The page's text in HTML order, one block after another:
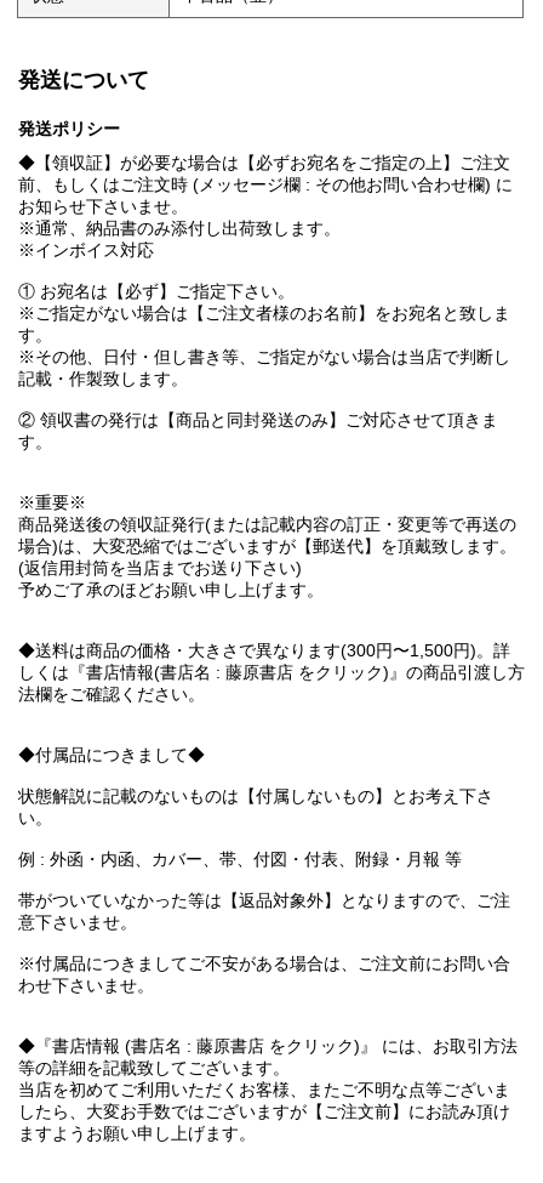
発送について
発送ポリシー
◆【領収証】が必要な場合は【必ずお宛名をご指定の上】ご注文
前、もしくはご注文時 (メッセージ欄 : その他お問い合わせ欄) に
お知らせ下さいませ。
※通常、納品書のみ添付し出荷致します。
※インボイス対応
① お宛名は【必ず】ご指定下さい。
※ご指定がない場合は【ご注文者様のお名前】をお宛名と致しま
す。
※その他、日付・但し書き等、ご指定がない場合は当店で判断し
記載・作製致します。
② 領収書の発行は【商品と同封発送のみ】ご対応させて頂きま
す。
※重要※
商品発送後の領収証発行(または記載内容の訂正・変更等で再送の
場合)は、大変恐縮ではございますが【郵送代】を頂戴致します。
(返信用封筒を当店までお送り下さい)
予めご了承のほどお願い申し上げます。
◆送料は商品の価格・大きさで異なります(300円〜1,500円)。詳
しくは『書店情報(書店名 : 藤原書店 をクリック)』の商品引渡し方
法欄をご確認ください。
◆付属品につきまして◆
状態解説に記載のないものは【付属しないもの】とお考え下さ
い。
例 : 外函・内函、カバー、帯、付図・付表、附録・月報 等
帯がついていなかった等は【返品対象外】となりますので、ご注
意下さいませ。
※付属品につきましてご不安がある場合は、ご注文前にお問い合
わせ下さいませ。
◆『書店情報 (書店名 : 藤原書店 をクリック)』 には、お取引方法
等の詳細を記載致してございます。
当店を初めてご利用いただくお客様、またご不明な点等ございま
したら、大変お手数ではございますが【ご注文前】にお読み頂け
ますようお願い申し上げます。